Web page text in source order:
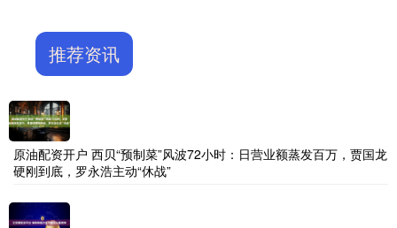
推荐资讯
原油配资开户 西贝“预制菜”风波72小时：日营业额蒸发百万，贾国龙
硬刚到底，罗永浩主动“休战”